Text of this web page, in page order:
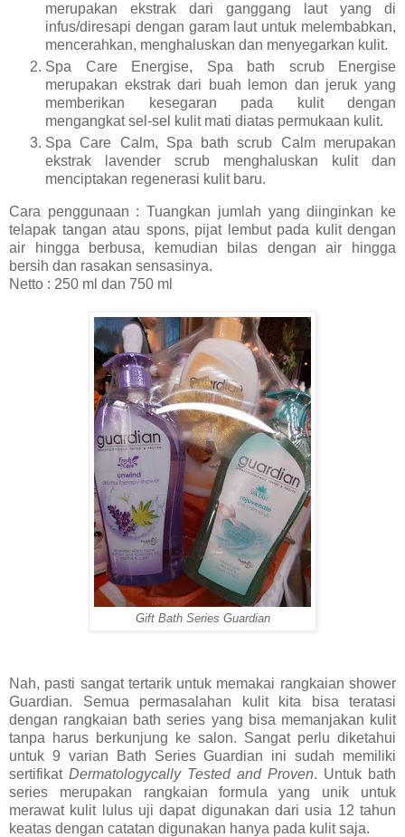
merupakan ekstrak dari ganggang laut yang di
infus/diresapi dengan garam laut untuk melembabkan,
mencerahkan, menghaluskan dan menyegarkan kulit.
Spa Care Energise, Spa bath scrub Energise
merupakan ekstrak dari buah lemon dan jeruk yang
memberikan kesegaran pada kulit dengan
mengangkat sel-sel kulit mati diatas permukaan kulit.
Spa Care Calm, Spa bath scrub Calm merupakan
ekstrak lavender scrub menghaluskan kulit dan
menciptakan regenerasi kulit baru.
Cara penggunaan : Tuangkan jumlah yang diinginkan ke
telapak tangan atau spons, pijat lembut pada kulit dengan
air hingga berbusa, kemudian bilas dengan air hingga
bersih dan rasakan sensasinya.
Netto : 250 ml dan 750 ml
Gift Bath Series Guardian
Nah, pasti sangat tertarik untuk memakai rangkaian shower
Guardian. Semua permasalahan kulit kita bisa teratasi
dengan rangkaian bath series yang bisa memanjakan kulit
tanpa harus berkunjung ke salon. Sangat perlu diketahui
untuk 9 varian Bath Series Guardian ini sudah memiliki
sertifikat Dermatologycally Tested and Proven. Untuk bath
series merupakan rangkaian formula yang unik untuk
merawat kulit lulus uji dapat digunakan dari usia 12 tahun
keatas dengan catatan digunakan hanya pada kulit saja.